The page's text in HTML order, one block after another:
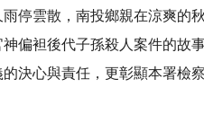
停雲散，南投鄉親在涼爽的
偏袒後代子孫殺人案件的故
決心與責任，更彰顯本署檢